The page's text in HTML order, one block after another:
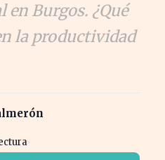
Burgos. ¿Qué
la productividad